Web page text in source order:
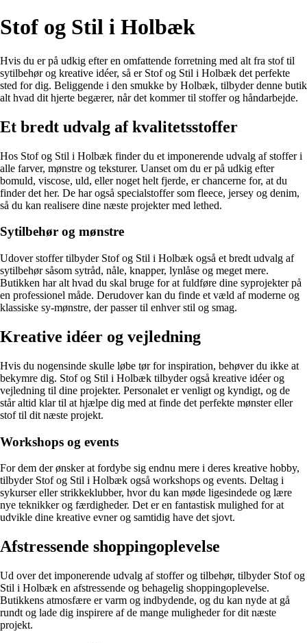
Stof og Stil i Holbæk
Hvis du er på udkig efter en omfattende forretning med alt fra stof til
sytilbehør og kreative idéer, så er Stof og Stil i Holbæk det perfekte
sted for dig. Beliggende i den smukke by Holbæk, tilbyder denne butik
alt hvad dit hjerte begærer, når det kommer til stoffer og håndarbejde.
Et bredt udvalg af kvalitetsstoffer
Hos Stof og Stil i Holbæk finder du et imponerende udvalg af stoffer i
alle farver, mønstre og teksturer. Uanset om du er på udkig efter
bomuld, viscose, uld, eller noget helt fjerde, er chancerne for, at du
finder det her. De har også specialstoffer som fleece, jersey og denim,
så du kan realisere dine næste projekter med lethed.
Sytilbehør og mønstre
Udover stoffer tilbyder Stof og Stil i Holbæk også et bredt udvalg af
sytilbehør såsom sytråd, nåle, knapper, lynlåse og meget mere.
Butikken har alt hvad du skal bruge for at fuldføre dine syprojekter på
en professionel måde. Derudover kan du finde et væld af moderne og
klassiske sy-mønstre, der passer til enhver stil og smag.
Kreative idéer og vejledning
Hvis du nogensinde skulle løbe tør for inspiration, behøver du ikke at
bekymre dig. Stof og Stil i Holbæk tilbyder også kreative idéer og
vejledning til dine projekter. Personalet er venligt og kyndigt, og de
står altid klar til at hjælpe dig med at finde det perfekte mønster eller
stof til dit næste projekt.
Workshops og events
For dem der ønsker at fordybe sig endnu mere i deres kreative hobby,
tilbyder Stof og Stil i Holbæk også workshops og events. Deltag i
sykurser eller strikkeklubber, hvor du kan møde ligesindede og lære
nye teknikker og færdigheder. Det er en fantastisk mulighed for at
udvikle dine kreative evner og samtidig have det sjovt.
Afstressende shoppingoplevelse
Ud over det imponerende udvalg af stoffer og tilbehør, tilbyder Stof og
Stil i Holbæk en afstressende og behagelig shoppingoplevelse.
Butikkens atmosfære er varm og indbydende, og du kan nyde at gå
rundt og lade dig inspirere af de mange muligheder for dit næste
projekt.